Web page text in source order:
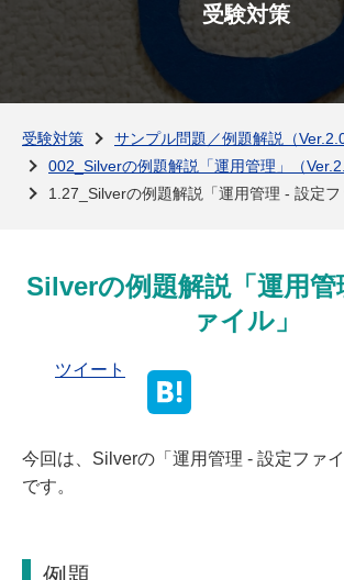
受験対策
受験対策
受験対策
サンプル問題／例題解説（Ver.2.0
002_Silverの例題解説「運用管理」（
1.27_Silverの例題解説「運用管理 - 設定フ
Silverの例題解説「運用管
ァイル」
ツイート
今回は、Silverの「運用管理 - 設定ファ
です。